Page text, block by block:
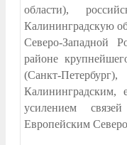
области),
Калининградскую
Северо-Западной
районе
(Санкт-
Калининградским,
усилением
Европейским